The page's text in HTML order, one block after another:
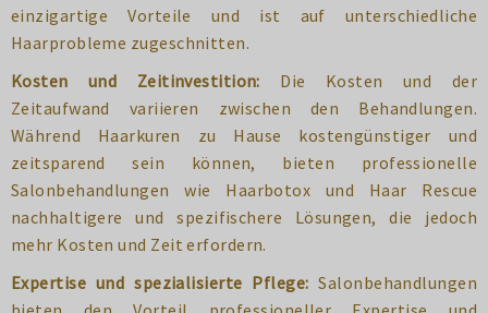
einzigartige Vorteile und ist auf unterschiedliche
Haarprobleme zugeschnitten.
Kosten und Zeitinvestition: Die Kosten und der
Zeitaufwand variieren zwischen den Behandlungen.
Während Haarkuren zu Hause kostengünstiger und
zeitsparend sein können, bieten professionelle
Salonbehandlungen wie Haarbotox und Haar Rescue
nachhaltigere und spezifischere Lösungen, die jedoch
mehr Kosten und Zeit erfordern.
Expertise und spezialisierte Pflege:Salonbehandlungen